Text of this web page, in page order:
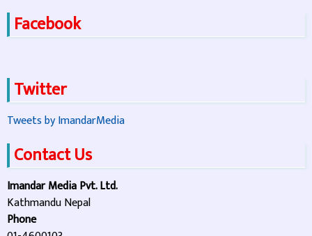
Facebook
Twitter
Tweets by ImandarMedia
Contact Us
Imandar Media Pvt. Ltd.
Kathmandu Nepal
Phone